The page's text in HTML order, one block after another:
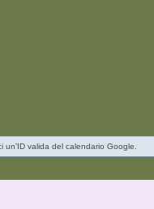
un'ID valida del calendario Google.